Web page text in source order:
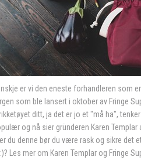
er vi den eneste forhandleren som
som ble lansert i oktober av Fringe
ditt, ja det er jo et "må ha", tenker
og nå sier gründeren Karen
du denne bør du være rask og sikre det
Les mer om Karen Templar og Fringe